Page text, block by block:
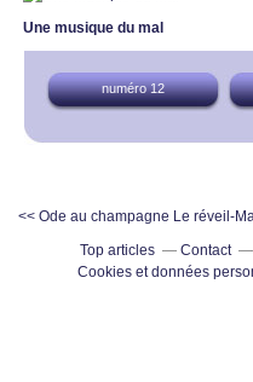
Une musique du mal
numéro 12
<< Ode au champagne Le réveil-
Top articles
Contact
Cookies et données